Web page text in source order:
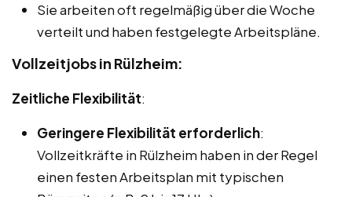
Sie arbeiten oft regelmäßig über die Woche
verteilt und haben festgelegte Arbeitspläne.
Vollzeitjobs in Rülzheim:
Zeitliche Flexibilität:
Geringere Flexibilität erforderlich:
Vollzeitkräfte in Rülzheim haben in der Regel
einen festen Arbeitsplan mit typischen